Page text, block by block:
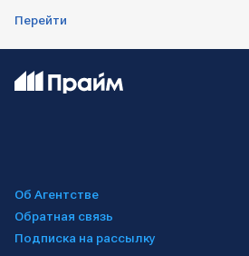
Перейти
Об Агентстве
Обратная связь
Подписка на рассылку